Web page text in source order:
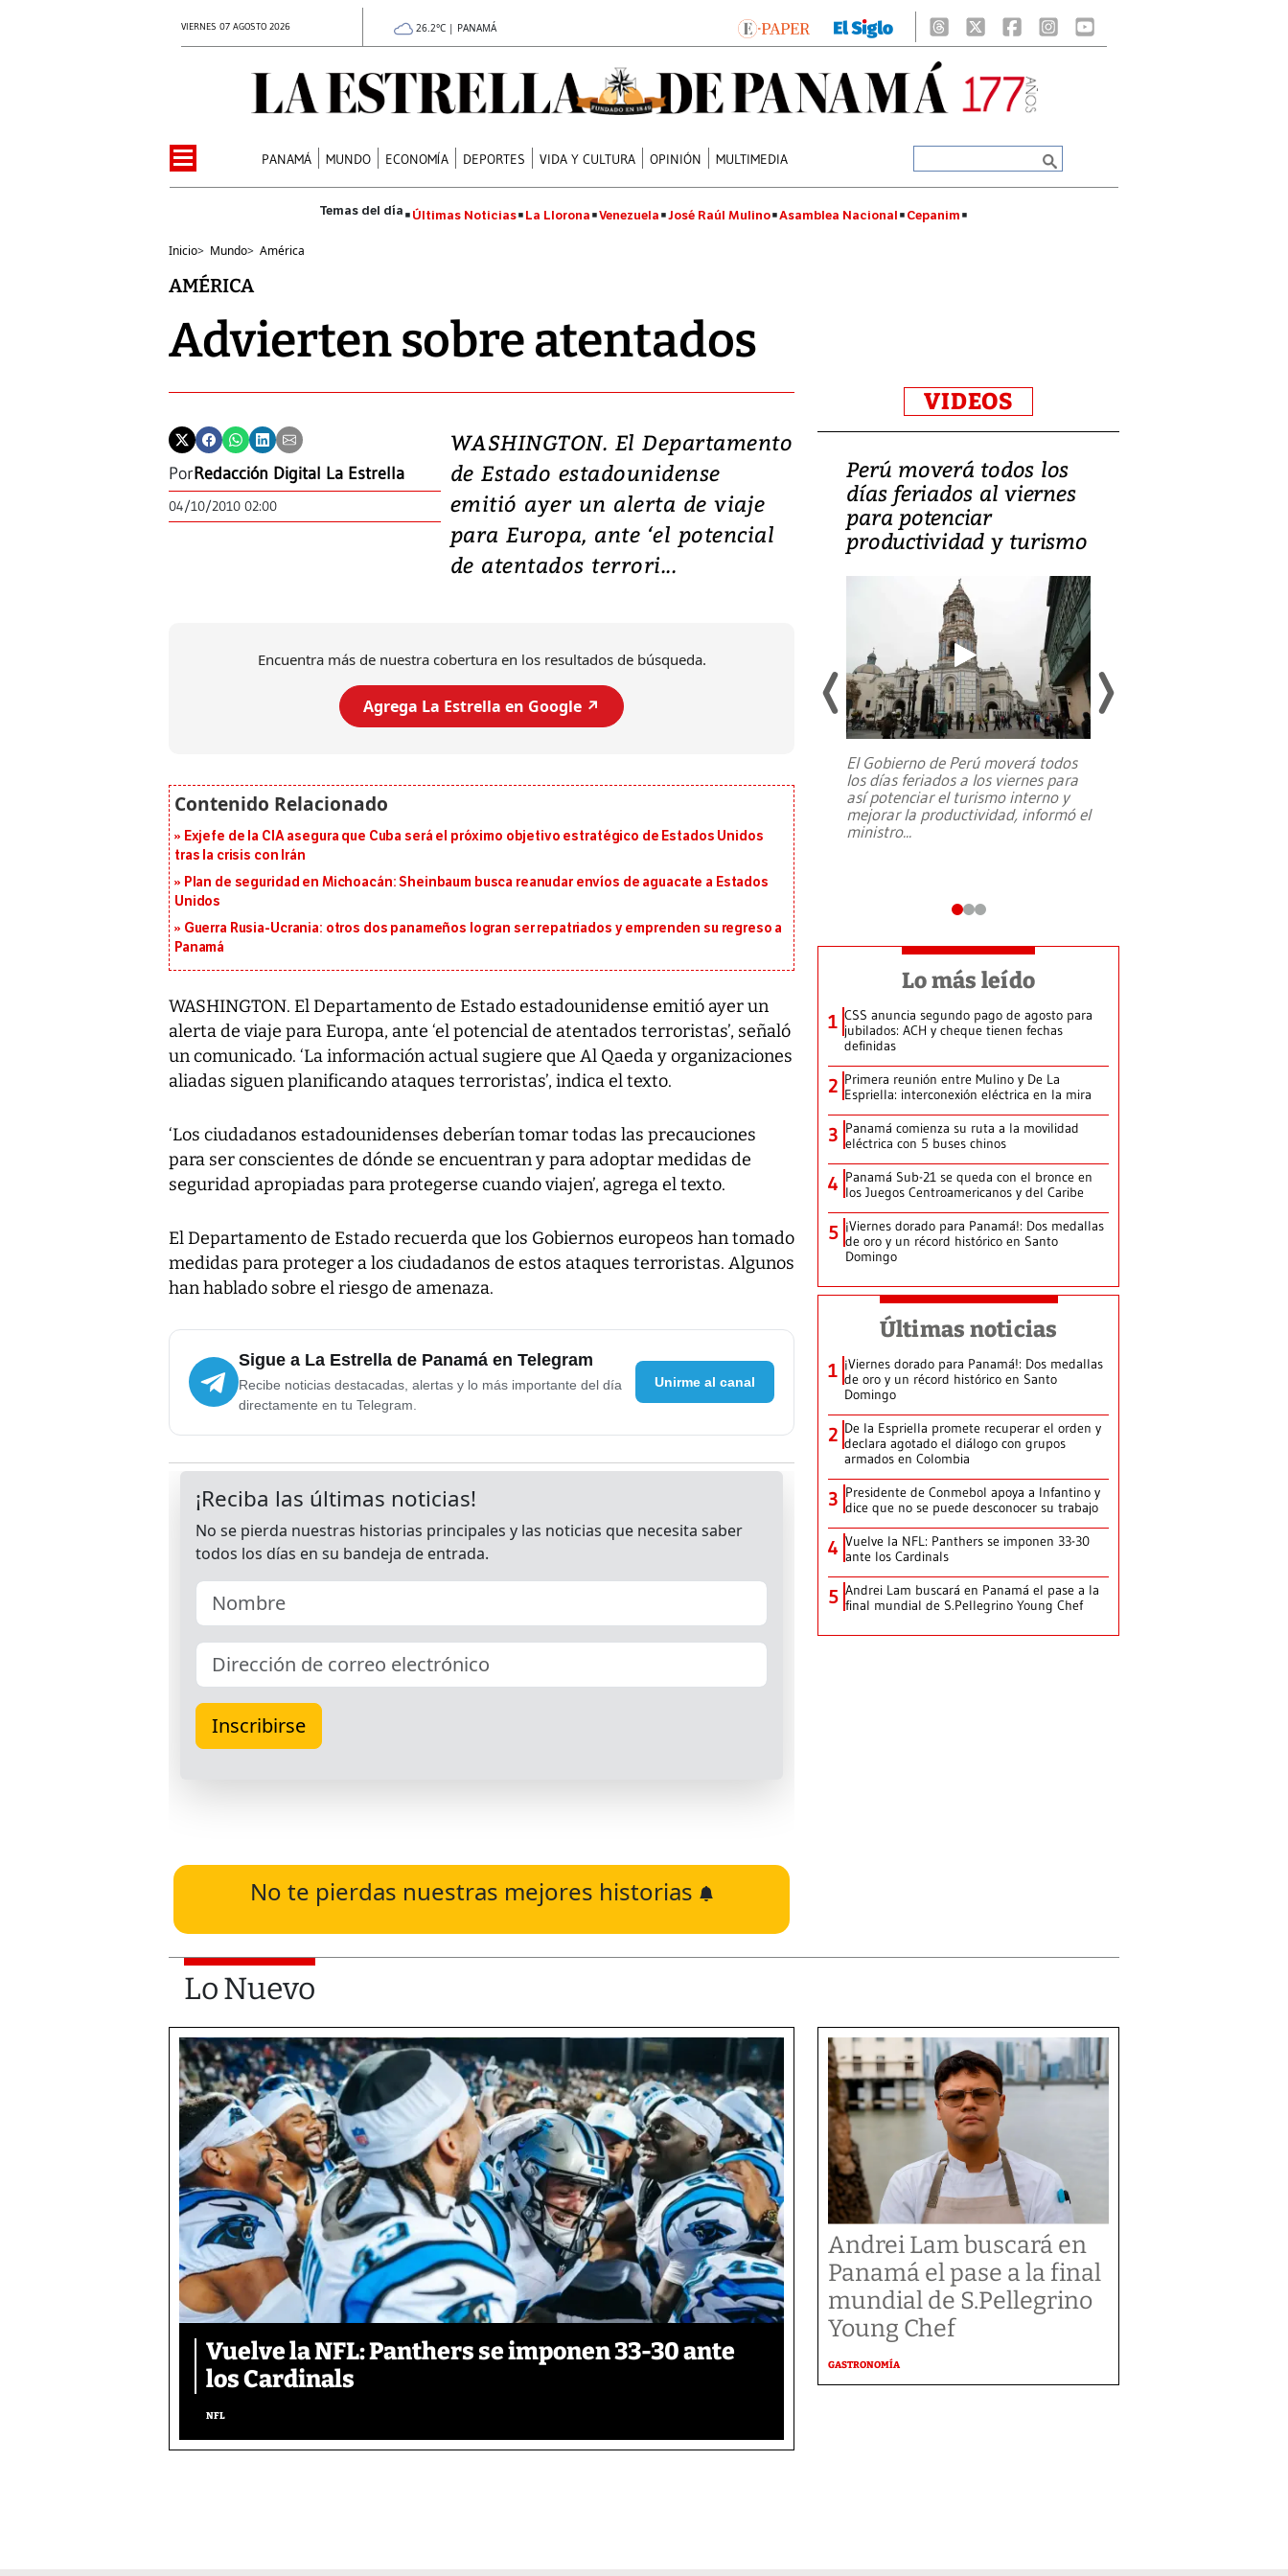
VIERNES 07 AGOSTO 2026 26.2°C | PANAMÁ
PANAMÁ MUNDO ECONOMÍA DEPORTES VIDA Y CULTURA OPINIÓN MULTIMEDIA
Últimas Noticias La Llorona Venezuela José Raúl Mulino Asamblea Nacional Cepanim
Inicio> Mundo> América
AMÉRICA
Advierten sobre atentados
PorRedacción Digital La Estrella
04/10/2010 02:00
WASHINGTON. El Departamento
de Estado estadounidense
emitió ayer un alerta de viaje
para Europa, ante ‘el potencial
de atentados terrori...
Encuentra más de nuestra cobertura en los resultados de búsqueda.
Agrega La Estrella en Google ↗️
Exjefe de la CIA asegura que Cuba será el próximo objetivo estratégico de Estados Unidos
tras la crisis con Irán
Plan de seguridad en Michoacán: Sheinbaum busca reanudar envíos de aguacate a Estados
Unidos
Guerra Rusia-Ucrania: otros dos panameños logran ser repatriados y emprenden su regreso a
Panamá
WASHINGTON. El Departamento de Estado estadounidense emitió ayer un
alerta de viaje para Europa, ante ‘el potencial de atentados terroristas’, señaló
un comunicado. ‘La información actual sugiere que Al Qaeda y organizaciones
aliadas siguen planificando ataques terroristas’, indica el texto.
‘Los ciudadanos estadounidenses deberían tomar todas las precauciones
para ser conscientes de dónde se encuentran y para adoptar medidas de
seguridad apropiadas para protegerse cuando viajen’, agrega el texto.
El Departamento de Estado recuerda que los Gobiernos europeos han tomado
medidas para proteger a los ciudadanos de estos ataques terroristas. Algunos
han hablado sobre el riesgo de amenaza.
Sigue a La Estrella de Panamá en Telegram
Recibe noticias destacadas, alertas y lo más importante del día
directamente en tu Telegram.
Unirme al canal
No te pierdas nuestras mejores historias
VIDEOS
Video: Lula lanza su
candidatura con
promesas de inversión
en defensa, educación y
tierras raras
Entre recuerdos y escuetas
da Silva, oficializó este domingo su
Perú moverá todos los
días feriados al viernes
para potenciar
productividad y turismo
El Gobierno de Perú moverá todos
los días feriados a los viernes para
así potenciar el turismo interno y
mejorar la productividad, informó el
ministro...
Lo más leído
1 CSS anuncia segundo pago de agosto para
jubilados: ACH y cheque tienen fechas
definidas
2 Primera reunión entre Mulino y De La
Espriella: interconexión eléctrica en la mira
3 Panamá comienza su ruta a la movilidad
eléctrica con 5 buses chinos
4 Panamá Sub-21 se queda con el bronce en
los Juegos Centroamericanos y del Caribe
5 ¡Viernes dorado para Panamá!: Dos medallas
de oro y un récord histórico en Santo
Domingo
Últimas noticias
1 ¡Viernes dorado para Panamá!: Dos medallas
de oro y un récord histórico en Santo
Domingo
2 De la Espriella promete recuperar el orden y
declara agotado el diálogo con grupos
armados en Colombia
3 Presidente de Conmebol apoya a Infantino y
dice que no se puede desconocer su trabajo
4 Vuelve la NFL: Panthers se imponen 33-30
ante los Cardinals
5 Andrei Lam buscará en Panamá el pase a la
final mundial de S.Pellegrino Young Chef
Lo Nuevo
Vuelve la NFL: Panthers se imponen 33-30 ante
los Cardinals
NFL
Andrei Lam buscará en
Panamá el pase a la final
mundial de S.Pellegrino
Young Chef
GASTRONOMÍA